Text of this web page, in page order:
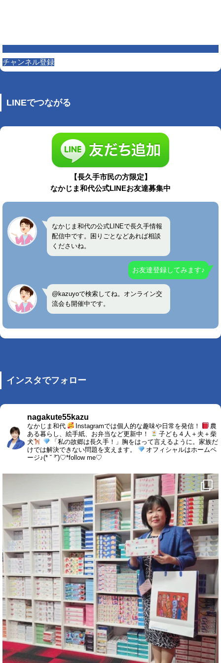
チャンネル登録
LINEでつながる
【長久手市民の方限定】
なかじま和代公式LINEお友達募集中
なかじま和代の公式LINEで長久手情報
配信中です。困りごとなどあれば相談
くださいね。
お友達登録してみます♪
@kazuyoで検索してね。オンライン交
流会も開催中です。
インスタでフォロー
nagakute55kazu
なかじま和代 Instagramでは個人的な趣味や日常を発信！
農
ある暮らし、絵手紙、お弁当など更新中！
子ども４人＋夫＋柴
犬
「私の故郷は長久手！」胸をはって言えるように。家族だ
けでは解決できない問題を支えます。
オフィシャルはホームペ
ージ♪(* ˘ ³˘)♡*follow me♡